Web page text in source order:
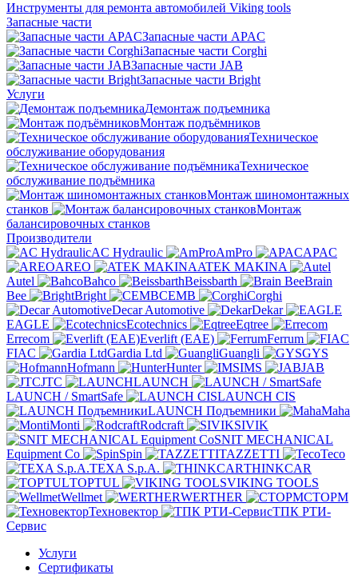
Инструменты для ремонта автомобилей Viking tools
Запасные части
Запасные части APAC
Запасные части Corghi
Запасные части JAB
Запасные части Bright
Услуги
Демонтаж подъемника
Монтаж подъёмников
Техническое
обслуживание оборудования
Техническое
обслуживание подъёмника
Монтаж шиномонтажных
станков
Монтаж
балансировочных станков
Производители
AC Hydraulic
AmPro
APAC
AREO
ATEK MAKINA
Autel
Bahco Beissbarth
Brain
Bee
Bright CEMB
Corghi
Decar Automotive
Dekar
EAGLE
Ecotechnics
Eqtree
Errecom
Everlift (EAE)
Ferrum
FIAC
Gardia Ltd Guangli
GYS
Hofmann
Hunter IMS
JAB
JTC
LAUNCH
LAUNCH / SmartSafe
LAUNCH CIS
LAUNCH Подъемники
Maha
Monti
Rodcraft
SIVIK
SNIT MECHANICAL
Equipment Co
Spin TAZZETTI
Teco
TEXA S.p.A.
THINKCAR
TOPTUL
VIKING TOOLS
Wellmet
WERTHER
СТОРМ
Техновектор
ТПК РТИ-
Сервис
Услуги
Сертификаты